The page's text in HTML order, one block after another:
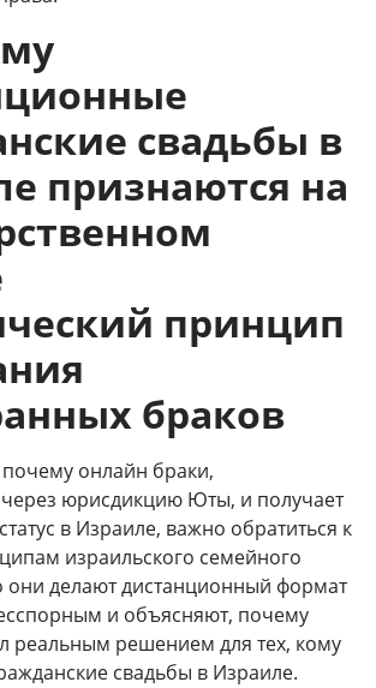
свадьбы в
признаются на
принцип
браков
онлайн браки,
юрисдикцию Юты, и получает
в Израиле, важно обратиться к
израильского семейного
делают дистанционный формат
и объясняют, почему
реальным решением для тех, кому
свадьбы в Израиле.